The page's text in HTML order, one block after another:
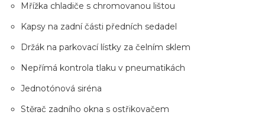
Mřížka chladiče s chromovanou lištou
Kapsy na zadní části předních sedadel
Držák na parkovací lístky za čelním sklem
Nepřímá kontrola tlaku v pneumatikách
Jednotónová siréna
Stěrač zadního okna s ostřikovačem